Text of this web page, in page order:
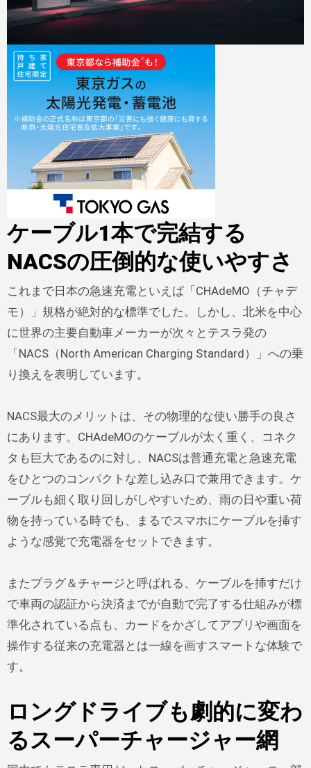
ケーブル1本で完結する
NACSの圧倒的な使いやすさ
これまで日本の急速充電といえば「CHAdeMO（チャデ
モ）」規格が絶対的な標準でした。しかし、北米を中心
に世界の主要自動車メーカーが次々とテスラ発の
「NACS（North American Charging Standard）」への乗
り換えを表明しています。
NACS最大のメリットは、その物理的な使い勝手の良さ
にあります。CHAdeMOのケーブルが太く重く、コネク
タも巨大であるのに対し、NACSは普通充電と急速充電
をひとつのコンパクトな差し込み口で兼用できます。ケ
ーブルも細く取り回しがしやすいため、雨の日や重い荷
物を持っている時でも、まるでスマホにケーブルを挿す
ような感覚で充電器をセットできます。
またプラグ＆チャージと呼ばれる、ケーブルを挿すだけ
で車両の認証から決済までが自動で完了する仕組みが標
準化されている点も、カードをかざしてアプリや画面を
操作する従来の充電器とは一線を画すスマートな体験で
す。
ロングドライブも劇的に変わ
るスーパーチャージャー網